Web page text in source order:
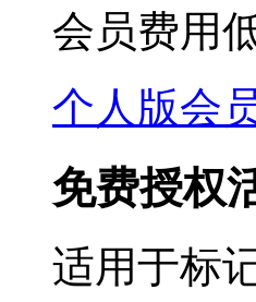
会员费用
个人版会
免费授权
适用于标